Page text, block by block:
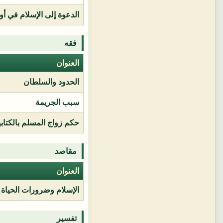
الدعوة إلى الإسلام في
فقه
العنوان
الحدود والسلطان
سبب الجريمة
حكم زواج المسلم
مقاصد
العنوان
الإسلام وضرورات الحياة
تفسير